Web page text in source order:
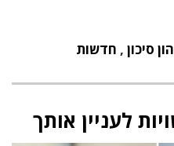
סיכון , חדשות
לעניין אותך